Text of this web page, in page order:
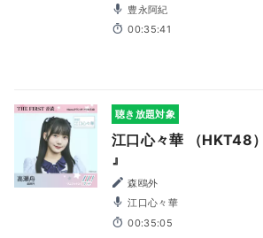
豊永阿紀
00:35:41
聴き放題対象
江口心々華 （HKT48
』
森鴎外
江口心々華
00:35:05